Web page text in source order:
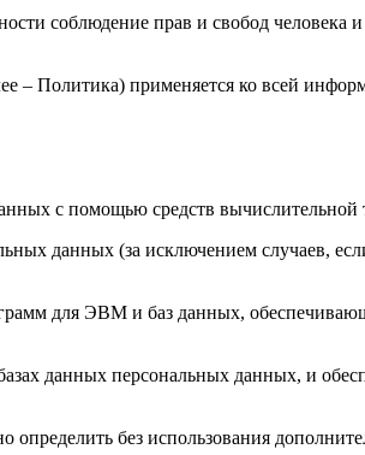
соблюдение прав и свобод
– Политика) применяется ко всей
с помощью средств вычислительной
данных (за исключением случаев,
для ЭВМ и баз данных,
данных персональных данных, и
без использования